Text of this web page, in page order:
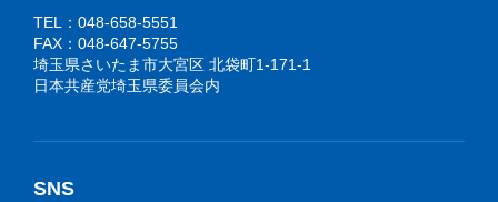
TEL：048-658-5551
FAX：048-647-5755
埼玉県さいたま市大宮区 北袋町1-171-1
日本共産党埼玉県委員会内
SNS